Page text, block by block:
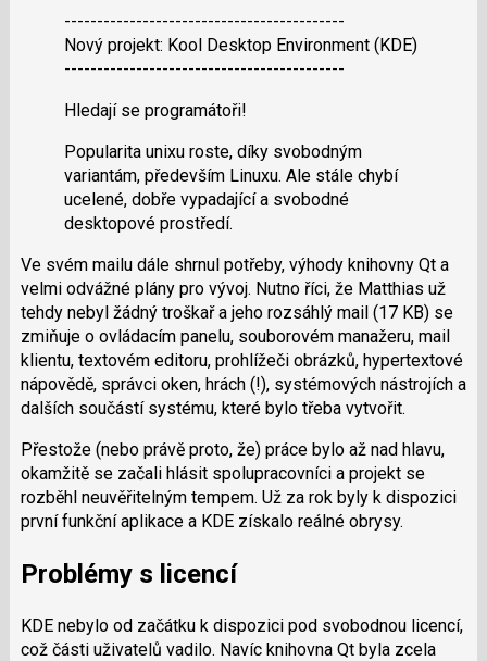
-------------------------------------------
Nový projekt: Kool Desktop Environment (KDE)
-------------------------------------------
Hledají se programátoři!
Popularita unixu roste, díky svobodným
variantám, především Linuxu. Ale stále chybí
ucelené, dobře vypadající a svobodné
desktopové prostředí.
Ve svém mailu dále shrnul potřeby, výhody knihovny Qt a
velmi odvážné plány pro vývoj. Nutno říci, že Matthias už
tehdy nebyl žádný troškař a jeho rozsáhlý mail (17 KB) se
zmiňuje o ovládacím panelu, souborovém manažeru, mail
klientu, textovém editoru, prohlížeči obrázků, hypertextové
nápovědě, správci oken, hrách (!), systémových nástrojích a
dalších součástí systému, které bylo třeba vytvořit.
Přestože (nebo právě proto, že) práce bylo až nad hlavu,
okamžitě se začali hlásit spolupracovníci a projekt se
rozběhl neuvěřitelným tempem. Už za rok byly k dispozici
první funkční aplikace a KDE získalo reálné obrysy.
Problémy s licencí
KDE nebylo od začátku k dispozici pod svobodnou licencí,
což části uživatelů vadilo. Navíc knihovna Qt byla zcela